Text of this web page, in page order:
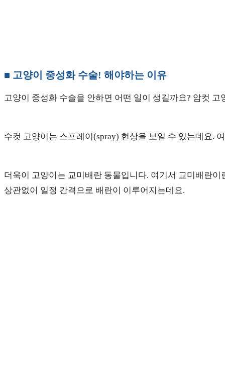
■ 고양이 중성화 수술! 해야하는 이유
고양이 중성화 수술을 안하면 어떤 일이 생길까요? 암컷
수컷 고양이는 스프레이(spray) 현상을 보일 수 있는데요.
더욱이 고양이는 교미배란 동물입니다. 여기서 교미배란
상관없이 일정 간격으로 배란이 이루어지는데요.